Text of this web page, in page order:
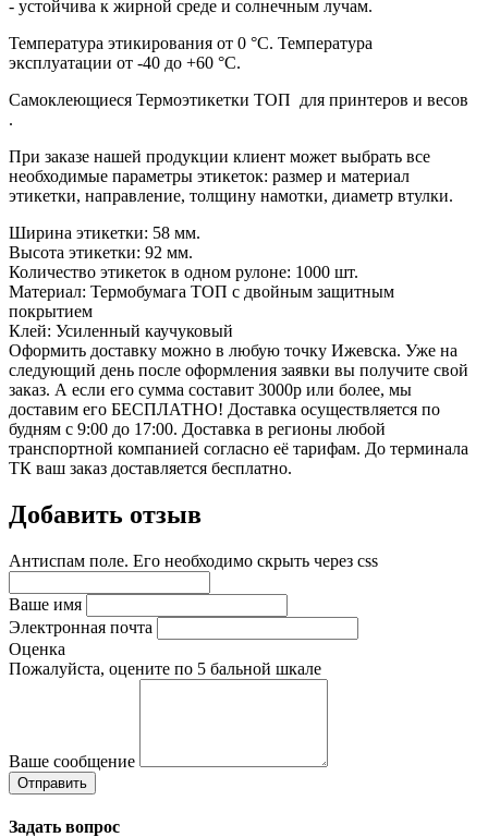
- устойчива к жирной среде и солнечным лучам.
Температура этикирования от 0 °C. Температура
эксплуатации от -40 до +60 °C.
Самоклеющиеся Термоэтикетки ТОП для принтеров и весов
.
При заказе нашей продукции клиент может выбрать все
необходимые параметры этикеток: размер и материал
этикетки, направление, толщину намотки, диаметр втулки.
Ширина этикетки: 58 мм.
Высота этикетки: 92 мм.
Количество этикеток в одном рулоне: 1000 шт.
Материал: Термобумага ТОП с двойным защитным
покрытием
Клей: Усиленный каучуковый
Оформить доставку можно в любую точку Ижевска. Уже на
следующий день после оформления заявки вы получите свой
заказ. А если его сумма составит 3000р или более, мы
доставим его БЕСПЛАТНО! Доставка осуществляется по
будням с 9:00 до 17:00. Доставка в регионы любой
транспортной компанией согласно её тарифам. До терминала
ТК ваш заказ доставляется бесплатно.
Добавить отзыв
Антиспам поле. Его необходимо скрыть через css
Ваше имя
Электронная почта
Оценка
Пожалуйста, оцените по 5 бальной шкале
Ваше сообщение
Задать вопрос